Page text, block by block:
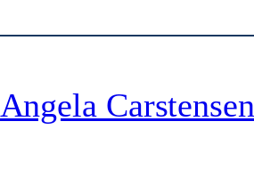
Angela Carstensen